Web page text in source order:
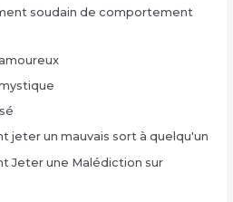
soudain de comportement
jeter un mauvais sort à quelqu'un
Jeter une Malédiction sur